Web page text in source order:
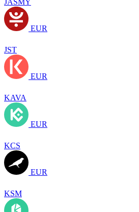
EUR
JST
EUR
KAVA
EUR
KCS
EUR
KSM